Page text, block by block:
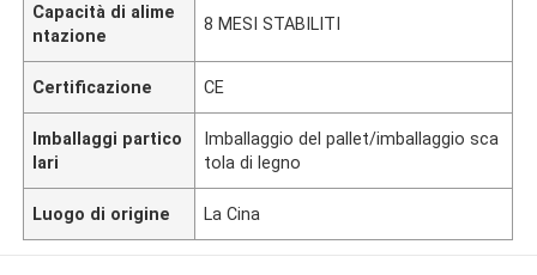
Capacità di alime
ntazione
8 MESI STABILITI
Certificazione CE
Imballaggi partico
lari
Imballaggio del pallet/imballaggio sca
tola di legno
Luogo di origine La Cina